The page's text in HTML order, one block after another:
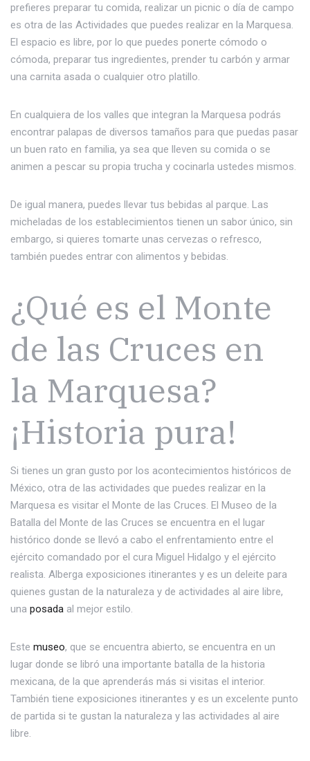
prefieres preparar tu comida, realizar un picnic o día de campo
es otra de las Actividades que puedes realizar en la Marquesa.
El espacio es libre, por lo que puedes ponerte cómodo o
cómoda, preparar tus ingredientes, prender tu carbón y armar
una carnita asada o cualquier otro platillo.
En cualquiera de los valles que integran la Marquesa podrás
encontrar palapas de diversos tamaños para que puedas pasar
un buen rato en familia, ya sea que lleven su comida o se
animen a pescar su propia trucha y cocinarla ustedes mismos.
De igual manera, puedes llevar tus bebidas al parque. Las
micheladas de los establecimientos tienen un sabor único, sin
embargo, si quieres tomarte unas cervezas o refresco,
también puedes entrar con alimentos y bebidas.
¿Qué es el Monte
de las Cruces en
la Marquesa?
¡Historia pura!
Si tienes un gran gusto por los acontecimientos históricos de
México, otra de las actividades que puedes realizar en la
Marquesa es visitar el Monte de las Cruces. El Museo de la
Batalla del Monte de las Cruces se encuentra en el lugar
histórico donde se llevó a cabo el enfrentamiento entre el
ejército comandado por el cura Miguel Hidalgo y el ejército
realista. Alberga exposiciones itinerantes y es un deleite para
quienes gustan de la naturaleza y de actividades al aire libre,
una posada al mejor estilo.
Este museo, que se encuentra abierto, se encuentra en un
lugar donde se libró una importante batalla de la historia
mexicana, de la que aprenderás más si visitas el interior.
También tiene exposiciones itinerantes y es un excelente punto
de partida si te gustan la naturaleza y las actividades al aire
libre.